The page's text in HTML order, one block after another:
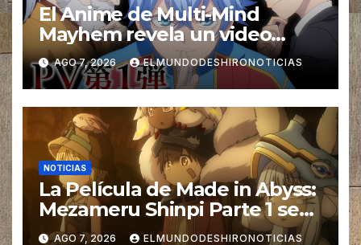
El Anime de Multi-Mind
Mayhem revela un video
promocional en Enero del
2027
AGO 7, 2026 ELMUNDODESHIRONOTICIAS
NOTICIAS
La Película de Made in Abyss:
Mezameru Shinpi Parte 1 se
estrena el 23 de Octubre
AGO 7, 2026 ELMUNDODESHIRONOTICIAS